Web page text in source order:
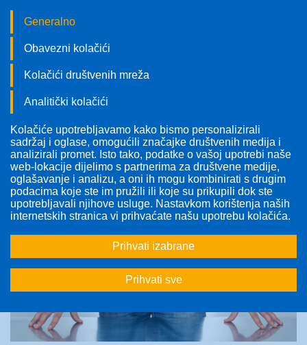
Pratite nas!
Generalno
Obavezni kolačići
Kolačići društvenih mreža
Analitički kolačići
Kolačiće upotrebljavamo kako bismo personalizirali
sadržaj i oglase, omogućili značajke društvenih medija i
analizirali promet. Isto tako, podatke o vašoj upotrebi naše
web-lokacije dijelimo s partnerima za društvene medije,
oglašavanje i analizu, a oni ih mogu kombinirati s drugim
podacima koje ste im pružili ili koje su prikupili dok ste
upotrebljavali njihove usluge. Nastavkom korištenja naših
internetskih stranica vi prihvaćate našu upotrebu kolačića.
Prihvati izabrane
Prihvati sve